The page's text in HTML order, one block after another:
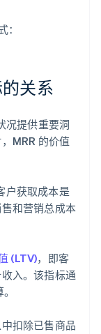
关系
况提供重要洞
MRR 的价值
户获取成本是
和营销总成本
(LTV)，即客
入。该指标通
扣除已售商品